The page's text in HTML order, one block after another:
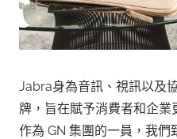
Jabra身為音訊、視訊以及
牌，旨在賦予消費者和企業
作為 GN 集團的一員，我